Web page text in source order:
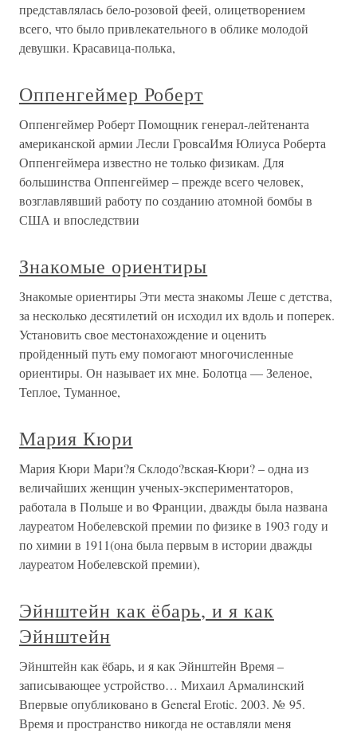
представлялась бело-розовой феей, олицетворением
всего, что было привлекательного в облике молодой
девушки. Красавица-полька,
Оппенгеймер Роберт
Оппенгеймер Роберт Помощник генерал-лейтенанта
американской армии Лесли ГровсаИмя Юлиуса Роберта
Оппенгеймера известно не только физикам. Для
большинства Оппенгеймер – прежде всего человек,
возглавлявший работу по созданию атомной бомбы в
США и впоследствии
Знакомые ориентиры
Знакомые ориентиры Эти места знакомы Леше с детства,
за несколько десятилетий он исходил их вдоль и поперек.
Установить свое местонахождение и оценить
пройденный путь ему помогают многочисленные
ориентиры. Он называет их мне. Болотца — Зеленое,
Теплое, Туманное,
Мария Кюри
Мария Кюри Мари?я Склодо?вская-Кюри? – одна из
величайших женщин ученых-экспериментаторов,
работала в Польше и во Франции, дважды была названа
лауреатом Нобелевской премии по физике в 1903 году и
по химии в 1911(она была первым в истории дважды
лауреатом Нобелевской премии),
Эйнштейн как ёбарь, и я как
Эйнштейн
Эйнштейн как ёбарь, и я как Эйнштейн Время –
записывающее устройство… Михаил Армалинский
Впервые опубликовано в General Erotic. 2003. № 95.
Время и пространство никогда не оставляли меня